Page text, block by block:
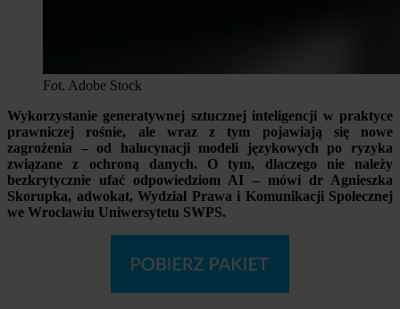
Fot. Adobe Stock
Wykorzystanie generatywnej sztucznej inteligencji w praktyce
prawniczej rośnie, ale wraz z tym pojawiają się nowe
zagrożenia – od halucynacji modeli językowych po ryzyka
związane z ochroną danych. O tym, dlaczego nie należy
bezkrytycznie ufać odpowiedziom AI – mówi dr Agnieszka
Skorupka, adwokat, Wydział Prawa i Komunikacji Społecznej
we Wrocławiu Uniwersytetu SWPS.